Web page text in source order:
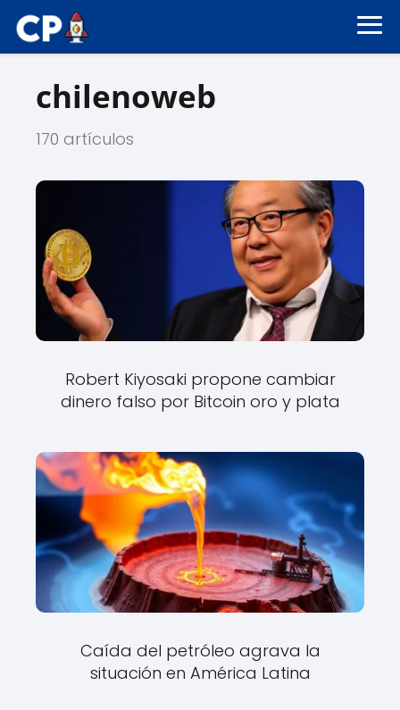
chilenoweb
170 artículos
Robert Kiyosaki propone cambiar
dinero falso por Bitcoin oro y plata
Caída del petróleo agrava la
situación en América Latina